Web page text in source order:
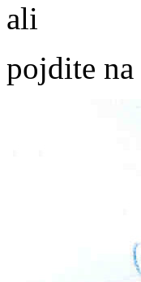
ali
pojdite na